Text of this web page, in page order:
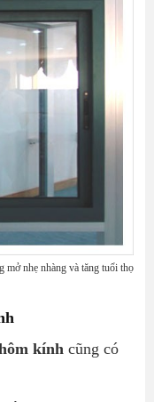
mở nhẹ nhàng và tăng tuổi thọ
kính cũng có